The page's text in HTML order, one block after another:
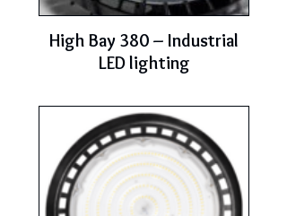
High Bay 380 – Industrial
LED lighting